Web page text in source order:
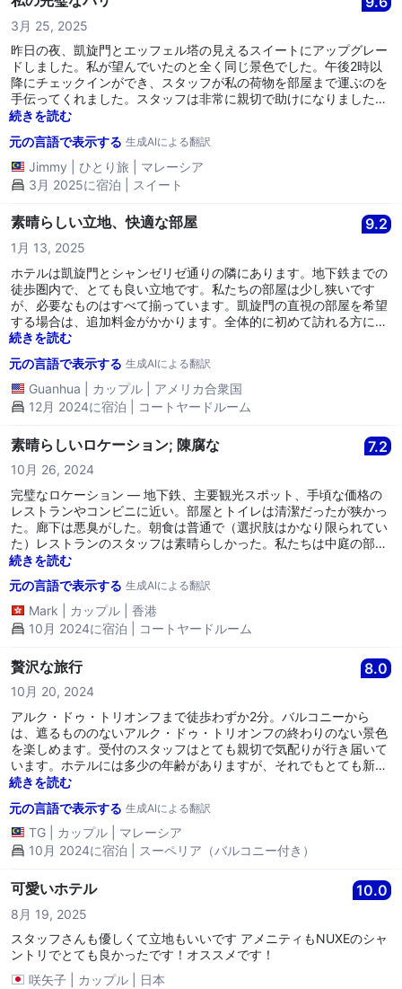
3月 25, 2025
昨日の夜、凱旋門とエッフェル塔の見えるスイートにアップグレー
ドしました。私が望んでいたのと全く同じ景色でした。午後2時以
降にチェックインができ、スタッフが私の荷物を部屋まで運ぶのを
手伝ってくれました。スタッフは非常に親切で助けになりました。
将来的には間違いなく再予約します。
続きを読む
元の言語で表示する 生成AIによる翻訳
Jimmy ひとり旅
マレーシア
3月 2025に宿泊 | スイート
素晴らしい立地、快適な部屋 9.2
1月 13, 2025
ホテルは凱旋門とシャンゼリゼ通りの隣にあります。地下鉄までの
徒歩圏内で、とても良い立地です。私たちの部屋は少し狭いです
が、必要なものはすべて揃っています。凱旋門の直視の部屋を希望
する場合は、追加料金がかかります。全体的に初めて訪れる方にお
勧めします。
続きを読む
元の言語で表示する 生成AIによる翻訳
Guanhua カップル
アメリカ合衆国
12月 2024に宿泊 | コートヤードルーム
素晴らしいロケーション; 陳腐な 7.2
10月 26, 2024
完璧なロケーション — 地下鉄、主要観光スポット、手頃な価格の
レストランやコンビニに近い。部屋とトイレは清潔だったが狭かっ
た。廊下は悪臭がした。朝食は普通で（選択肢はかなり限られてい
た）レストランのスタッフは素晴らしかった。私たちは中庭の部屋
に滞在したが、廊下や隣の部屋から声が聞こえた。地下鉄の電車の
音のように、朝と夜にその音を聞いたように思える。ホテルにB&O
のイヤフォンを忘れたと思う。ハウスキーピングが見つけたかを尋
ねるためにメールしたが（友人がパリを訪れているので、彼が取っ
てきてくれることができた）現時点で一週間後も返事がない。
続きを読む
元の言語で表示する 生成AIによる翻訳
Mark カップル
香港
10月 2024に宿泊 | コートヤードルーム
贅沢な旅行 8.0
10月 20, 2024
アルク・ドゥ・トリオンフまで徒歩わずか2分。バルコニーから
は、遮るもののないアルク・ドゥ・トリオンフの終わりのない景色
を楽しめます。受付のスタッフはとても親切で気配りが行き届いて
います。ホテルには多少の年齢がありますが、それでもとても新し
く清潔です。必要なものはすべて揃っています。唯一の欠点は、道
に目を覚まされることがあるかもしれません。しかし、ドアと窓を
閉めておけば、大きな問題にはならないでしょう。
続きを読む
元の言語で表示する 生成AIによる翻訳
TG カップル
マレーシア
10月 2024に宿泊 | スーペリア（バルコニー付き）
可愛いホテル 10.0
8月 19, 2025
スタッフさんも優しくて立地もいいです アメニティもNUXEのシャ
ントリでとても良かったです！オススメです！
咲矢子
カップル
日本